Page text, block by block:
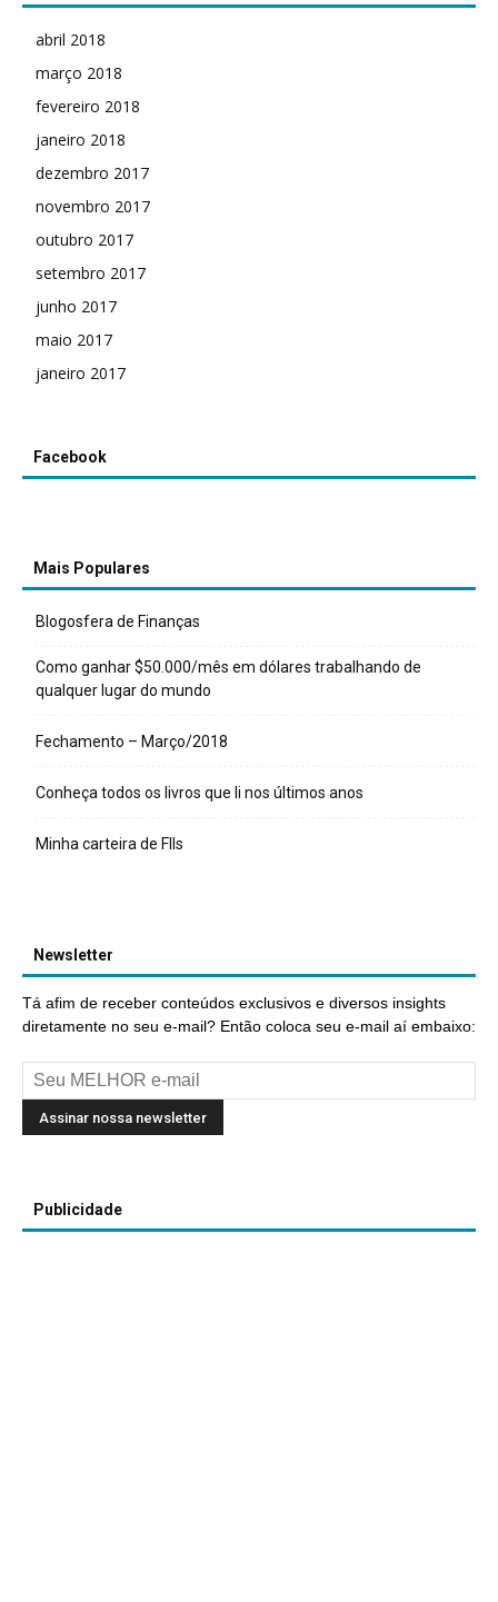
abril 2018
março 2018
fevereiro 2018
janeiro 2018
dezembro 2017
novembro 2017
outubro 2017
setembro 2017
junho 2017
maio 2017
janeiro 2017
Facebook
Mais Populares
Blogosfera de Finanças
Como ganhar $50.000/mês em dólares trabalhando de
qualquer lugar do mundo
Fechamento – Março/2018
Conheça todos os livros que li nos últimos anos
Minha carteira de FIIs
Newsletter
Tá afim de receber conteúdos exclusivos e diversos insights
diretamente no seu e-mail? Então coloca seu e-mail aí embaixo:
Publicidade